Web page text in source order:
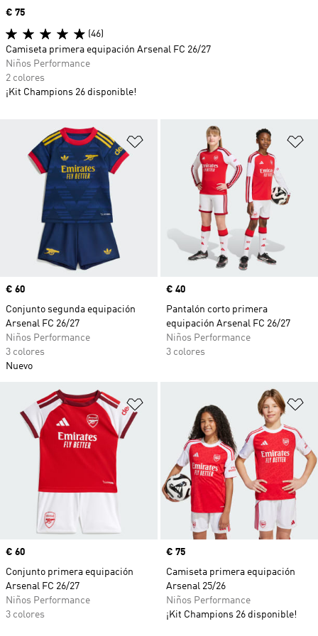
Añadir a la lista de deseos
Precio
€ 60
Conjunto segunda equipación
Arsenal FC 26/27
Niños Performance
3 colores
Nuevo
Precio
€ 40
Pantalón corto primera
equipación Arsenal FC 26/27
Niños Performance
3 colores
Añadir a la lista de deseos
Precio
€ 60
Conjunto primera equipación
Arsenal FC 26/27
Niños Performance
3 colores
Precio
€ 75
Camiseta primera equipación
Arsenal 25/26
Niños Performance
¡Kit Champions 26 disponible!
Precio
€ 75
(46)
Camiseta primera equipación Arsenal FC 26/27
Niños Performance
2 colores
¡Kit Champions 26 disponible!